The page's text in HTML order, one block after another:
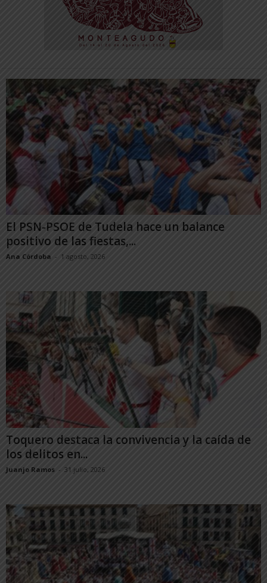
El PSN-PSOE de Tudela hace un balance
positivo de las fiestas,...
Ana Córdoba - 1 agosto, 2026
Toquero destaca la convivencia y la caída de
los delitos en...
Juanjo Ramos - 31 julio, 2026